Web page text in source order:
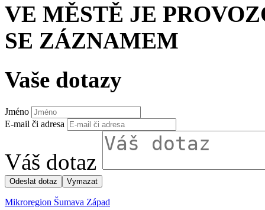
VE MĚSTĚ JE
SE ZÁZNAMEM
Vaše dotazy
Jméno
E-mail či adresa
Váš dotaz
Mikroregion Šumava Západ